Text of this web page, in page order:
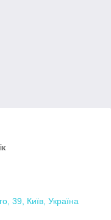
39, Київ, Україна